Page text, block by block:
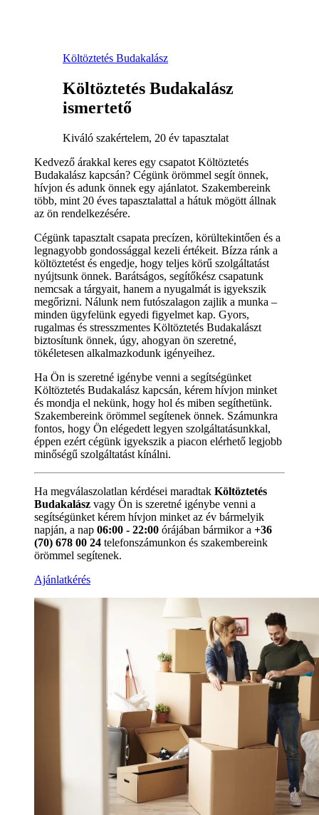
Költöztetés Budakalász
Költöztetés Budakalász
ismertető
Kiváló szakértelem, 20 év tapasztalat
Kedvező árakkal keres egy csapatot Költöztetés
Budakalász kapcsán? Cégünk örömmel segít önnek,
hívjon és adunk önnek egy ajánlatot. Szakembereink
több, mint 20 éves tapasztalattal a hátuk mögött állnak
az ön rendelkezésére.
Cégünk tapasztalt csapata precízen, körültekintően és a
legnagyobb gondossággal kezeli értékeit. Bízza ránk a
költöztetést és engedje, hogy teljes körű szolgáltatást
nyújtsunk önnek. Barátságos, segítőkész csapatunk
nemcsak a tárgyait, hanem a nyugalmát is igyekszik
megőrizni. Nálunk nem futószalagon zajlik a munka –
minden ügyfelünk egyedi figyelmet kap. Gyors,
rugalmas és stresszmentes Költöztetés Budakalászt
biztosítunk önnek, úgy, ahogyan ön szeretné,
tökéletesen alkalmazkodunk igényeihez.
Ha Ön is szeretné igénybe venni a segítségünket
Költöztetés Budakalász kapcsán, kérem hívjon minket
és mondja el nekünk, hogy hol és miben segíthetünk.
Szakembereink örömmel segítenek önnek. Számunkra
fontos, hogy Ön elégedett legyen szolgáltatásunkkal,
éppen ezért cégünk igyekszik a piacon elérhető legjobb
minőségű szolgáltatást kínálni.
Ha megválaszolatlan kérdései maradtak Költöztetés
Budakalász vagy Ön is szeretné igénybe venni a
segítségünket kérem hívjon minket az év bármelyik
napján, a nap 06:00 - 22:00 órájában bármikor a +36
(70) 678 00 24 telefonszámunkon és szakembereink
örömmel segítenek.
Ajánlatkérés